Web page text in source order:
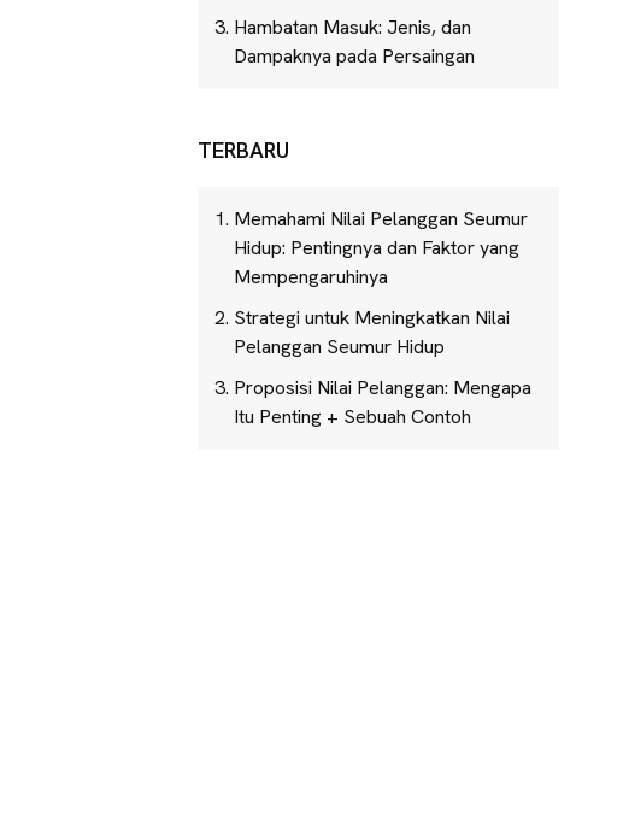
Hambatan Masuk: Jenis, dan
Dampaknya pada Persaingan
TERBARU
Memahami Nilai Pelanggan Seumur
Hidup: Pentingnya dan Faktor yang
Mempengaruhinya
Strategi untuk Meningkatkan Nilai
Pelanggan Seumur Hidup
Proposisi Nilai Pelanggan: Mengapa
Itu Penting + Sebuah Contoh